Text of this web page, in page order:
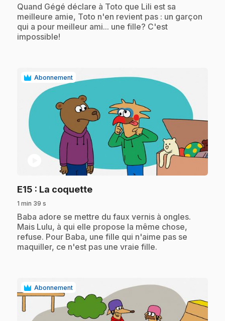
.Quand Gégé déclare à Toto que Lili est sa
meilleure amie, Toto n'en revient pas : un garçon
qui a pour meilleur ami... une fille? C'est
impossible!
Abonnement
E15 : La coquette.
1 min 39 s
.Baba adore se mettre du faux vernis à ongles.
Mais Lulu, à qui elle propose la même chose,
refuse. Pour Baba, une fille qui n'aime pas se
maquiller, ce n'est pas une vraie fille.
Abonnement